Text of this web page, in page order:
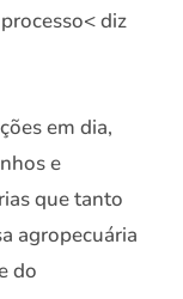
diz
em dia,
e
que tanto
agropecuária
do